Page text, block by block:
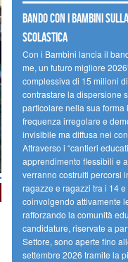
Bando Con i Bambini
scolastica
Con i Bambini lancia il
me, un futuro migliore
complessiva di 15 milioni
contrastare la dispersione
particolare nella sua forma
frequenza irregolare e
invisibile ma diffusa nei
Attraverso i “cantieri
apprendimento flessibili e
verranno costruiti percorsi
ragazze e ragazzi tra i 14
coinvolgendo attivamente
rafforzando la comunità
candidature, riservate a
Settore, sono aperte fino
settembre 2026 tramite la